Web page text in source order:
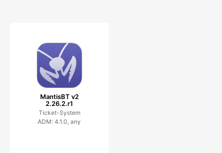
MantisBT v2
2.26.2.r1
Ticket-System
ADM: 4.1.0, any